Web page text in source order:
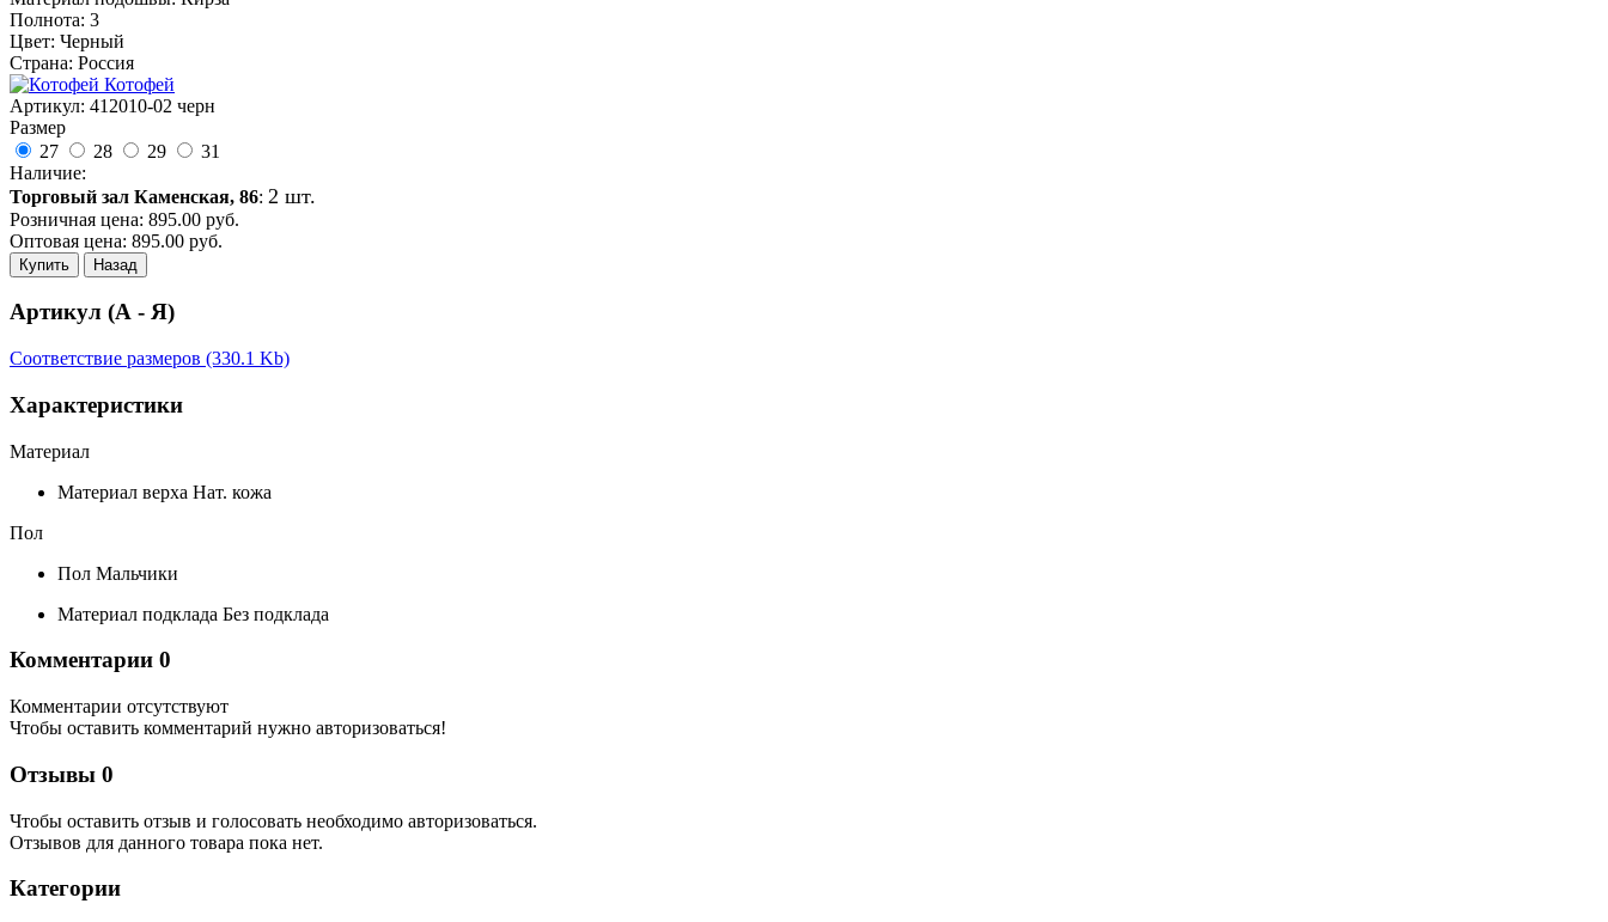
Полнота: 3
Цвет: Черный
Страна: Россия
Котофей
Артикул: 412010-02 черн
Размер
27
28 29
31
Наличие:
Торговый зал Каменская, 86: 2 шт.
Розничная цена: 895.00 руб.
Оптовая цена: 895.00 руб.
Купить Назад
Артикул (А - Я)
Соответствие размеров (330.1 Kb)
Характеристики
Материал
Материал верха Нат. кожа
Пол
Пол Мальчики
Материал подклада Без подклада
Комментарии 0
Комментарии отсутствуют
Чтобы оставить комментарий нужно авторизоваться!
Отзывы 0
Чтобы оcтавить отзыв и голосовать необходимо авторизоваться.
Отзывов для данного товара пока нет.
Категории